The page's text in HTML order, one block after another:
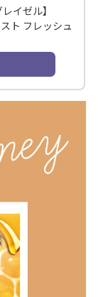
イゼル】
ト フレッシュ